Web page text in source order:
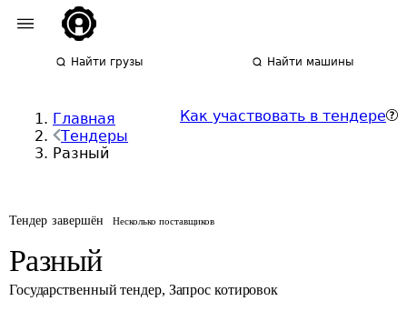
Найти грузы Найти машины
Главная
Тендеры
Разный
Как участвовать в тендере
Тендер завершён Несколько поставщиков
Разный
Государственный тендер, Запрос котировок